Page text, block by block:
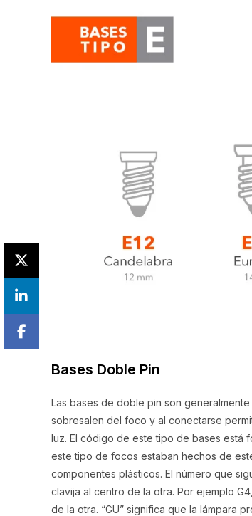
Bases Doble Pin
Las bases de doble pin son
sobresalen del foco y al conectarse
luz. El código de este tipo de bases está
este tipo de focos estaban hechos de
componentes plásticos. El número que
clavija al centro de la otra. Por ejemplo
de la otra. “GU” significa que la lámpara